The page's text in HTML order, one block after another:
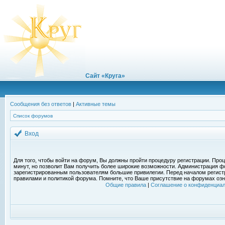
Сайт «Круга»
Сообщения без ответов | Активные темы
Список форумов
Вход
Для того, чтобы войти на форум, Вы должны пройти процедуру регистрации.
минут, но позволит Вам получить более широкие возможности. Администрация
зарегистрированным пользователям большие привилегии. Перед началом
правилами и политикой форума. Помните, что Ваше присутствие на форумах
Общие правила| Соглашение о